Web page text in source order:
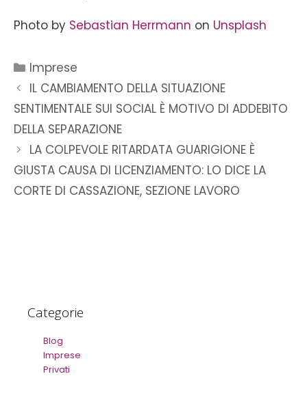
Photo by Sebastian Herrmann on Unsplash
Imprese
IL CAMBIAMENTO DELLA SITUAZIONE
SENTIMENTALE SUI SOCIAL È MOTIVO DI ADDEBITO
DELLA SEPARAZIONE
LA COLPEVOLE RITARDATA GUARIGIONE È
GIUSTA CAUSA DI LICENZIAMENTO: LO DICE LA
CORTE DI CASSAZIONE, SEZIONE LAVORO
Categorie
Blog
Imprese
Privati